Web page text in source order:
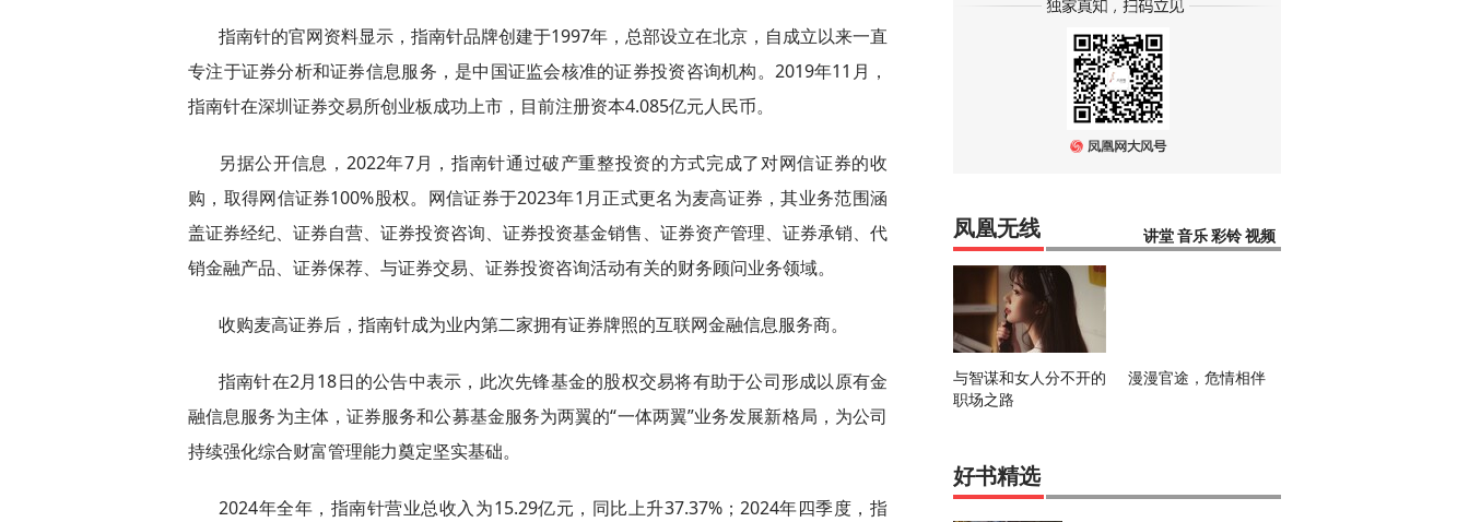
指南针的官网资料显示，指南针品牌创建于1997年，总部设立在北京，自成立以来一直
专注于证券分析和证券信息服务，是中国证监会核准的证券投资咨询机构。2019年11月，
指南针在深圳证券交易所创业板成功上市，目前注册资本4.085亿元人民币。
另据公开信息，2022年7月，指南针通过破产重整投资的方式完成了对网信证券的收
购，取得网信证券100%股权。网信证券于2023年1月正式更名为麦高证券，其业务范围涵
盖证券经纪、证券自营、证券投资咨询、证券投资基金销售、证券资产管理、证券承销、代
销金融产品、证券保荐、与证券交易、证券投资咨询活动有关的财务顾问业务领域。
收购麦高证券后，指南针成为业内第二家拥有证券牌照的互联网金融信息服务商。
指南针在2月18日的公告中表示，此次先锋基金的股权交易将有助于公司形成以原有金
融信息服务为主体，证券服务和公募基金服务为两翼的“一体两翼”业务发展新格局，为公司
持续强化综合财富管理能力奠定坚实基础。
2024年全年，指南针营业总收入为15.29亿元，同比上升37.37%；2024年四季度，指
讲堂 音乐 彩铃 视频
凤凰无线
与智谋和女人分不开的
职场之路
漫漫官途，危情相伴
好书精选